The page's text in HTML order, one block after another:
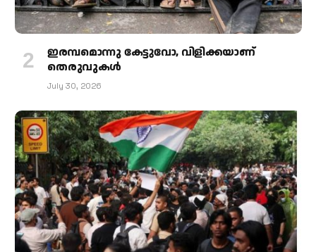
ഇരമ്പമൊന്നു കേട്ടുവോ, വിളിക്കയാണ്
തെരുവുകള്‍
July 30, 2026